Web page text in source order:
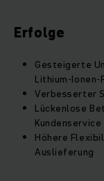
Erfolge
Gesteigerte
Lithium-Ionen-
Verbesserter
Lückenlose
Kundenservice
Höhere
Auslieferung